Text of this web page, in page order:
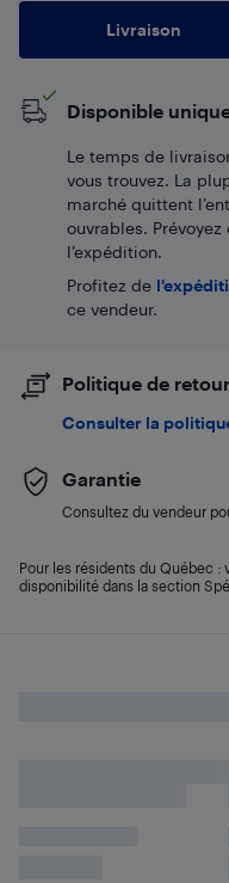
Livraison
Disponible
Le temps de
vous trouvez. La
marché quittent
ouvrables.
l’expédition.
Profitez de
ce vendeur.
Politique de
Consulter la
Garantie
Consultez du vendeur
Pour les résidents du Québec :
disponibilité dans la section